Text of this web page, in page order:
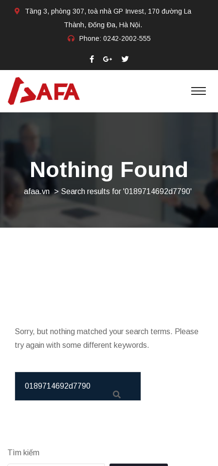
Tầng 3, phòng 307, toà nhà GP Invest, 170 đường La
Thành, Đống Đa, Hà Nội.
Phone: 0242-2002-555​
Nothing Found
afaa.vn > Search results for '0189714692d7790'
Sorry, but nothing matched your search terms. Please
try again with some different keywords.
Tìm kiếm